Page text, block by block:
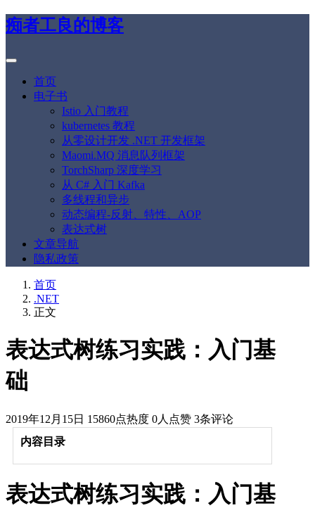
痴者工良的博客
首页
电子书
Istio 入门教程
kubernetes 教程
从零设计开发 .NET 开发框架
Maomi.MQ 消息队列框架
TorchSharp 深度学习
从 C# 入门 Kafka
多线程和异步
动态编程-反射、特性、AOP
表达式树
文章导航
隐私政策
首页
.NET
正文
表达式树练习实践：入门基
础
2019年12月15日 15860点热度 0人点赞 3条评论
内容目录
表达式树练习实践：入门基